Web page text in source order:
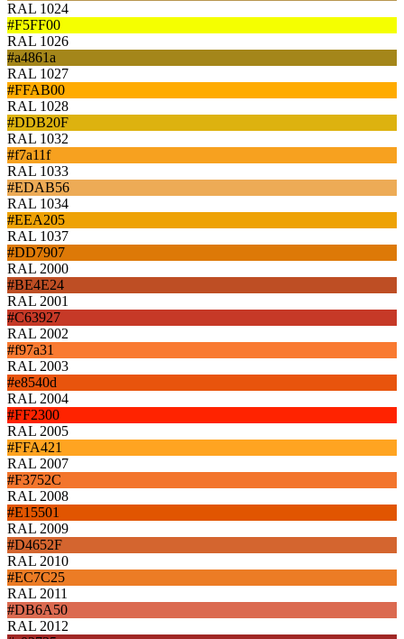
RAL 1024
#F5FF00
RAL 1026
#a4861a
RAL 1027
#FFAB00
RAL 1028
#DDB20F
RAL 1032
#f7a11f
RAL 1033
#EDAB56
RAL 1034
#EEA205
RAL 1037
#DD7907
RAL 2000
#BE4E24
RAL 2001
#C63927
RAL 2002
#f97a31
RAL 2003
#e8540d
RAL 2004
#FF2300
RAL 2005
#FFA421
RAL 2007
#F3752C
RAL 2008
#E15501
RAL 2009
#D4652F
RAL 2010
#EC7C25
RAL 2011
#DB6A50
RAL 2012